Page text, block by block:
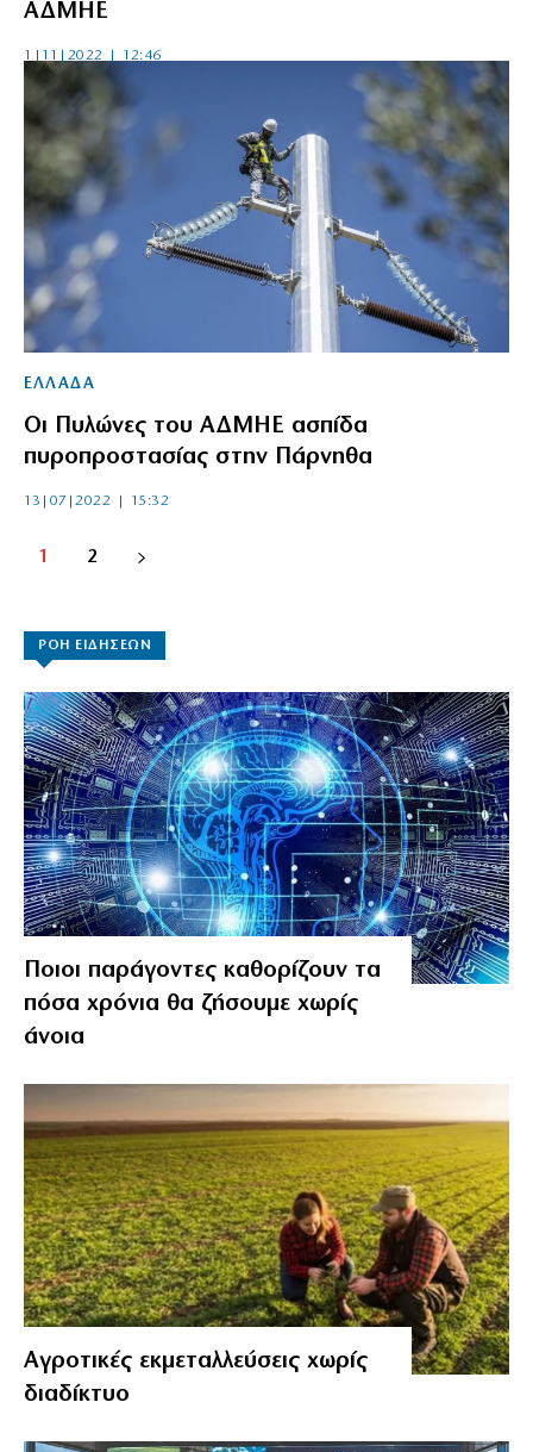
ΑΔΜΗΕ
1|11|2022 | 12:46
ΕΛΛΑΔΑ
Οι Πυλώνες του ΑΔΜΗΕ ασπίδα
πυροπροστασίας στην Πάρνηθα
13|07|2022 | 15:32
1 2
ΡΟΗ ΕΙΔΗΣΕΩΝ
Ποιοι παράγοντες καθορίζουν τα
πόσα χρόνια θα ζήσουμε χωρίς
άνοια
Αγροτικές εκμεταλλεύσεις χωρίς
διαδίκτυο